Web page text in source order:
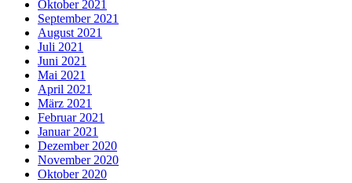
Oktober 2021
September 2021
August 2021
Juli 2021
Juni 2021
Mai 2021
April 2021
März 2021
Februar 2021
Januar 2021
Dezember 2020
November 2020
Oktober 2020